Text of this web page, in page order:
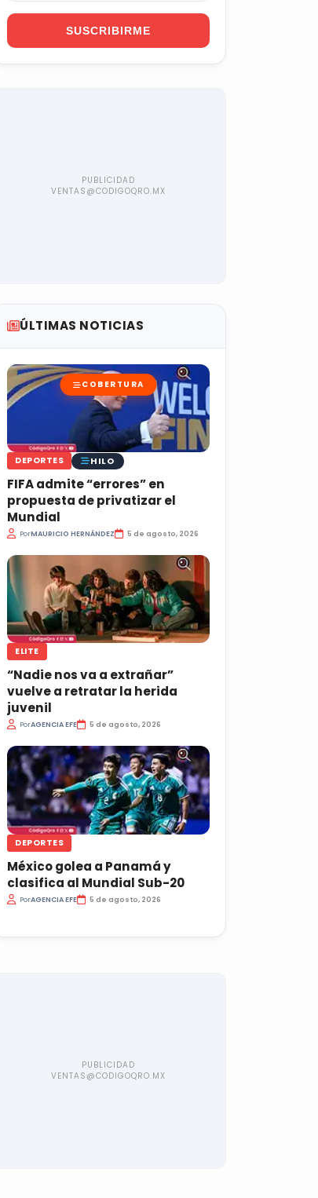
SUSCRIBIRME
ÚLTIMAS NOTICIAS
COBERTURA
DEPORTES HILO
FIFA admite “errores” en
propuesta de privatizar el
Mundial
PorMAURICIO HERNÁNDEZ 5 de agosto, 2026
ELITE
“Nadie nos va a extrañar”
vuelve a retratar la herida
juvenil
PorAGENCIA EFE 5 de agosto, 2026
DEPORTES
México golea a Panamá y
clasifica al Mundial Sub-20
PorAGENCIA EFE 5 de agosto, 2026